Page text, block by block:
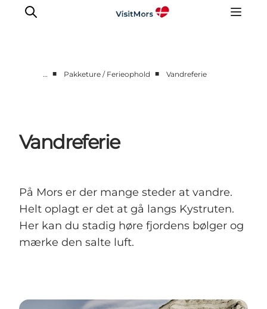
Info om Mors
Overnatning
Planlæg din tur
… ■ Pakketure / Ferieophold ■ Vandreferie
Vandreferie
På Mors er der mange steder at vandre.
Helt oplagt er det at gå langs Kystruten.
Her kan du stadig høre fjordens bølger og
mærke den salte luft.